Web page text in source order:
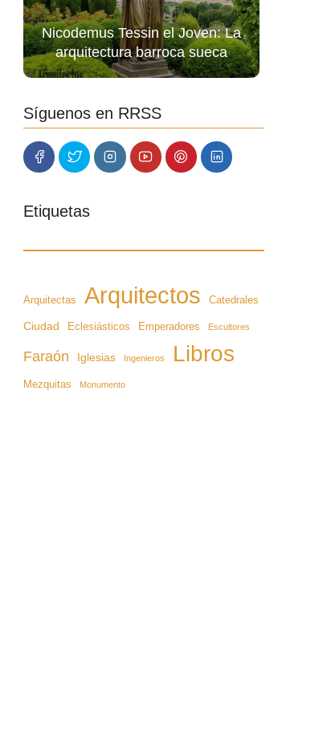
Nicodemus Tessin el Joven: La
arquitectura barroca sueca
Síguenos en RRSS
Etiquetas
Arquitectas Arquitectos Catedrales
Ciudad Eclesiásticos Emperadores Escultores
Faraón Iglesias Ingenieros Libros
Mezquitas Monumento